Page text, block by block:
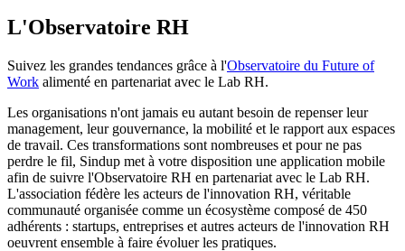
L'Observatoire RH
Suivez les grandes tendances grâce à l'Observatoire du Future of
Work alimenté en partenariat avec le Lab RH.
Les organisations n'ont jamais eu autant besoin de repenser leur
management, leur gouvernance, la mobilité et le rapport aux espaces
de travail. Ces transformations sont nombreuses et pour ne pas
perdre le fil, Sindup met à votre disposition une application mobile
afin de suivre l'Observatoire RH en partenariat avec le Lab RH.
L'association fédère les acteurs de l'innovation RH, véritable
communauté organisée comme un écosystème composé de 450
adhérents : startups, entreprises et autres acteurs de l'innovation RH
oeuvrent ensemble à faire évoluer les pratiques.